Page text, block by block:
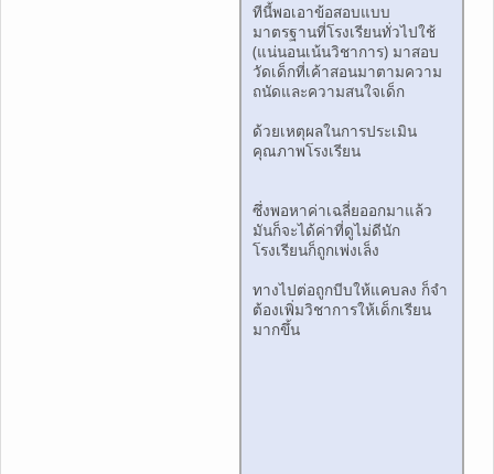
ทีนี้พอเอาข้อสอบแบบ
มาตรฐานที่โรงเรียนทั่วไปใช้
(แน่นอนเน้นวิชาการ) มาสอบ
วัดเด็กที่เค้าสอนมาตามความ
ถนัดและความสนใจเด็ก
ด้วยเหตุผลในการประเมิน
คุณภาพโรงเรียน
ซึ่งพอหาค่าเฉลี่ยออกมาแล้ว
มันก็จะได้ค่าที่ดูไม่ดีนัก
โรงเรียนก็ถูกเพ่งเล็ง
ทางไปต่อถูกบีบให้แคบลง ก็จำ
ต้องเพิ่มวิชาการให้เด็กเรียน
มากขึ้น